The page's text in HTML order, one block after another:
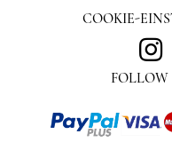
FOLLOW
COOKIE-